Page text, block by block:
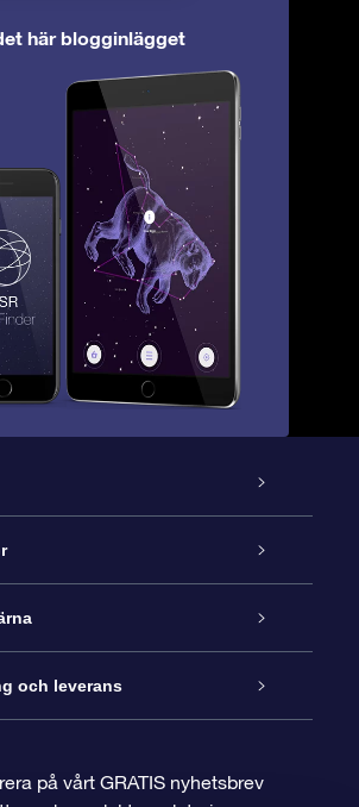
här blogginlägget
och leverans
på vårt GRATIS nyhetsbrev